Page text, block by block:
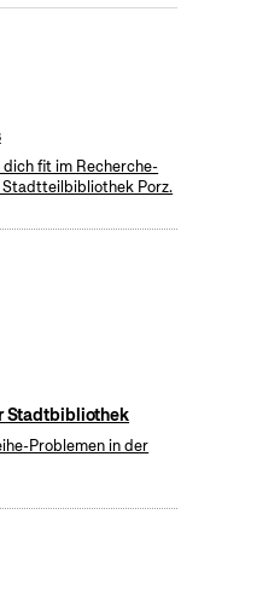
fit im Recherche-
Stadtteilbibliothek Porz.
Stadtbibliothek
Problemen in der